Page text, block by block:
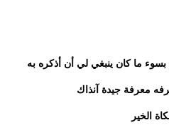
ما كان ينبغي لي أن أذكره به
معرفة جيدة آنذاك
الخير